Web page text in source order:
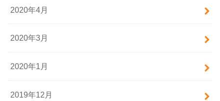
2020年4月
2020年3月
2020年1月
2019年12月